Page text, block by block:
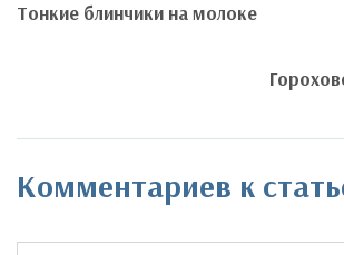
Тонкие блинчики на молоке
Комментариев к